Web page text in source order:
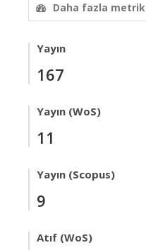
Daha fazla metrik
Yayın
167
Yayın (WoS)
11
Yayın (Scopus)
9
Atıf (WoS)